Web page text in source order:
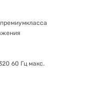
60 Гц макс.